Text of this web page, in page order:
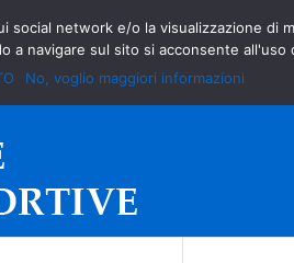
network e/o la visualizzazione di
a navigare sul sito si acconsente all'uso
No, voglio maggiori informazioni